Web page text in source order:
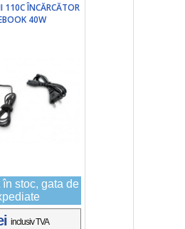
110C ÎNCĂRCĂTOR
40W
stoc, gata de
inclusiv TVA